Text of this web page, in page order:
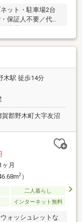
ット・駐車場2台
保証人不要／代行
木駅 徒歩14分
賀郡野木町大字友沼
ヶ月
2）
二人暮らし
インターネット無料
ォッシュレットな